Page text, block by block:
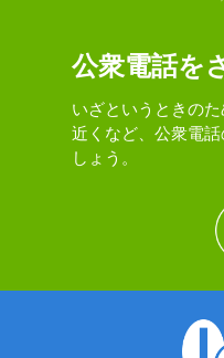
公衆電話を
いざというときの
近くなど、公衆電
しょう。